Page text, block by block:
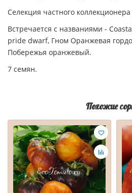
Селекция частного
Встречается с названиями -
pride dwarf, Гном Оранжевая
Побережья оранжевый.
7 семян.
Похожие